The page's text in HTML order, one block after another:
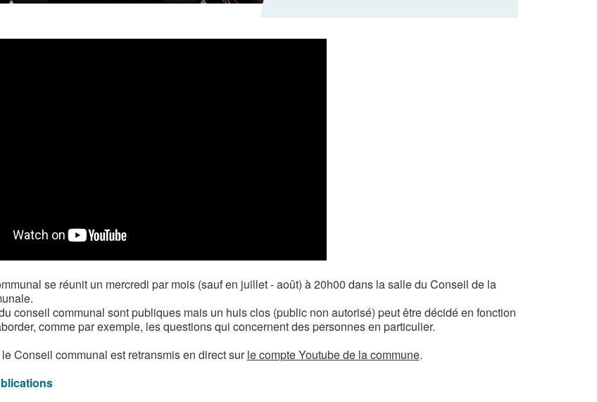
se réunit un mercredi par mois (sauf en juillet - août) à 20h00 dans la salle du Conseil de la
conseil communal sont publiques mais un huis clos (public non autorisé) peut être décidé en fonction
comme par exemple, les questions qui concernent des personnes en particulier.
Conseil communal est retransmis en direct surle compte Youtube de la commune.